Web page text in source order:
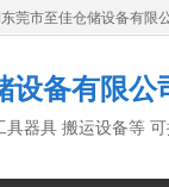
市至佳仓储设备有限
设备有限公
器具 搬运设备等